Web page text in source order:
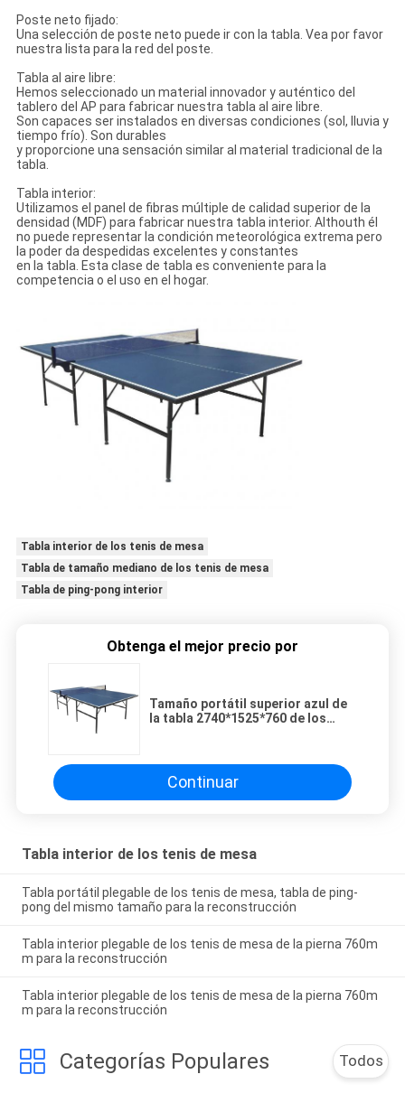
Poste neto fijado:
Una selección de poste neto puede ir con la tabla. Vea por favor
nuestra lista para la red del poste.
Tabla al aire libre:
Hemos seleccionado un material innovador y auténtico del
tablero del AP para fabricar nuestra tabla al aire libre.
Son capaces ser instalados en diversas condiciones (sol, lluvia y
tiempo frío). Son durables
y proporcione una sensación similar al material tradicional de la
tabla.
Tabla interior:
Utilizamos el panel de fibras múltiple de calidad superior de la
densidad (MDF) para fabricar nuestra tabla interior. Althouth él
no puede representar la condición meteorológica extrema pero
la poder da despedidas excelentes y constantes
en la tabla. Esta clase de tabla es conveniente para la
competencia o el uso en el hogar.
Tabla interior de los tenis de mesa
Tabla de tamaño mediano de los tenis de mesa
Tabla de ping-pong interior
Obtenga el mejor precio por
Tamaño portátil superior azul de
la tabla 2740*1525*760 de los
densidad
Continuar
Tabla interior de los tenis de mesa
Tabla portátil plegable de los tenis de mesa, tabla de ping-
pong del mismo tamaño para la reconstrucción
Tabla interior plegable de los tenis de mesa de la pierna 760m
m para la reconstrucción
Tabla interior plegable de los tenis de mesa de la pierna 760m
m para la reconstrucción
Categorías Populares Todos